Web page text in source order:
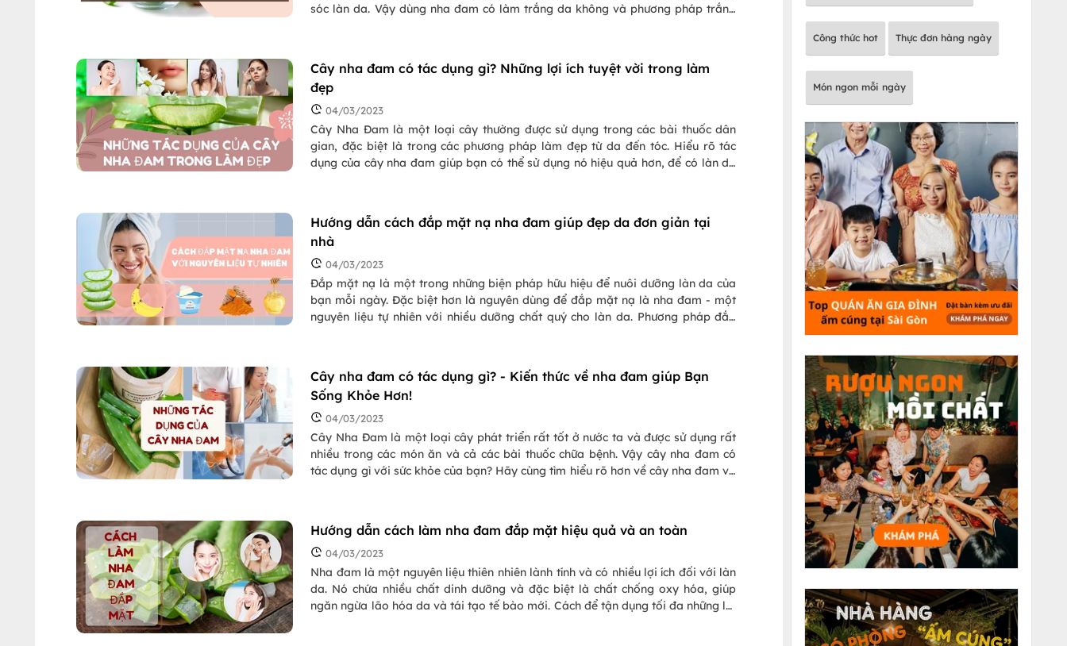
sóc làn da. Vậy dùng nha đam có làm trắng da không và phương pháp trắng
Cây nha đam có tác dụng gì? Những lợi ích tuyệt vời trong làm
đẹp
04/03/2023
Cây Nha Đam là một loại cây thường được sử dụng trong các bài thuốc dân
gian, đặc biệt là trong các phương pháp làm đẹp từ da đến tóc. Hiểu rõ tác
dụng của cây nha đam giúp bạn có thể sử dụng nó hiệu quả hơn, để có làn da
Hướng dẫn cách đắp mặt nạ nha đam giúp đẹp da đơn giản tại
nhà
04/03/2023
Đắp mặt nạ là một trong những biện pháp hữu hiệu để nuôi dưỡng làn da của
bạn mỗi ngày. Đặc biệt hơn là nguyên dùng để đắp mặt nạ là nha đam - một
nguyên liệu tự nhiên với nhiều dưỡng chất quý cho làn da. Phương pháp đắp
mặt nạ nha đam giúp đẹp da đơn giản với những nguyên liệu dễ kiếm tại nhà
nhé!
Cây nha đam có tác dụng gì? - Kiến thức về nha đam giúp Bạn
Sống Khỏe Hơn!
04/03/2023
Cây Nha Đam là một loại cây phát triển rất tốt ở nước ta và được sử dụng rất
nhiều trong các món ăn và cả các bài thuốc chữa bệnh. Vậy cây nha đam có
tác dụng gì với sức khỏe của bạn? Hãy cùng tìm hiểu rõ hơn về cây nha đam và
Hướng dẫn cách làm nha đam đắp mặt hiệu quả và an toàn
04/03/2023
Nha đam là một nguyên liệu thiên nhiên lành tính và có nhiều lợi ích đối với làn
da. Nó chứa nhiều chất dinh dưỡng và đặc biệt là chất chống oxy hóa, giúp
ngăn ngừa lão hóa da và tái tạo tế bào mới. Cách để tận dụng tối đa những lợi
Công thức hot Thực đơn hàng ngày
Món ngon mỗi ngày